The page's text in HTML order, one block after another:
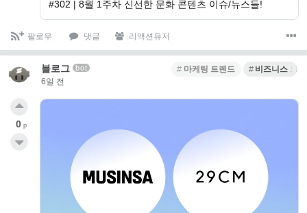
#302 | 8월 1주차 신선한 문화 콘텐츠 이슈/뉴스들!
팔로우 댓글 리액션유저
블로그 bot
6일 전
마케팅 트렌드 비즈니스 트
0 p